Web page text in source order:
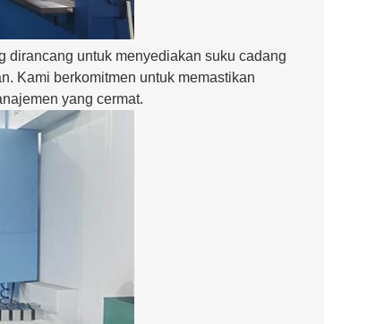
dirancang untuk menyediakan suku cadang
Kami berkomitmen untuk memastikan
yang cermat.